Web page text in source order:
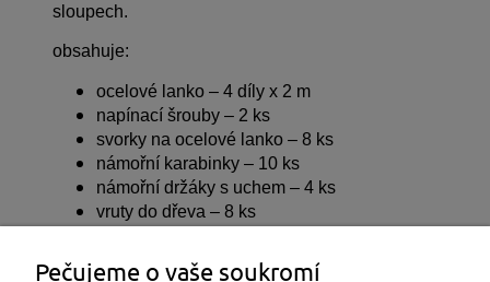
sloupech.
obsahuje:
ocelové lanko – 4 díly x 2 m
napínací šrouby – 2 ks
svorky na ocelové lanko – 8 ks
námořní karabinky – 10 ks
námořní držáky s uchem – 4 ks
vruty do dřeva – 8 ks
CS_KU_90_PŘÍSLUŠENSTVÍ K MONTÁŽI
Pečujeme o vaše soukromí